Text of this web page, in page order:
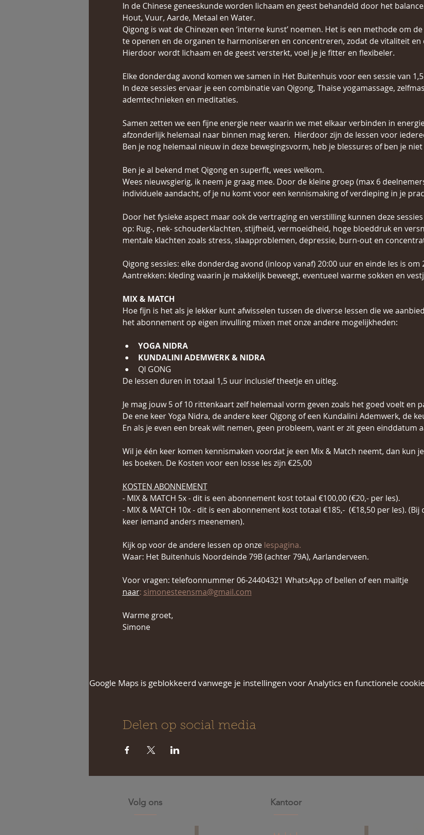
In de Chinese geneeskunde worden lichaam en geest behandeld door het
Hout, Vuur, Aarde, Metaal en Water.
Qigong is wat de Chinezen een ‘interne kunst’ noemen. Het is een methode om
te openen en de organen te harmoniseren en concentreren, zodat de vitaliteit
Hierdoor wordt lichaam en de geest versterkt, voel je je fitter en flexibeler.
Elke donderdag avond komen we samen in Het Buitenhuis voor een sessie van
In deze sessies ervaar je een combinatie van Qigong, Thaise yogamassage,
ademtechnieken en meditaties.
Samen zetten we een fijne energie neer waarin we met elkaar verbinden in
afzonderlijk helemaal naar binnen mag keren.  Hierdoor zijn de lessen voor
Ben je nog helemaal nieuw in deze bewegingsvorm, heb je blessures of ben je niet
Ben je al bekend met Qigong en superfit, wees welkom.
Wees nieuwsgierig, ik neem je graag mee. Door de kleine groep (max 6
individuele aandacht, of je nu komt voor een kennismaking of verdieping in je
Door het fysieke aspect maar ook de vertraging en verstilling kunnen deze
op: Rug-, nek- schouderklachten, stijfheid, vermoeidheid, hoge bloeddruk en
mentale klachten zoals stress, slaapproblemen, depressie, burn-out en
Qigong sessies: elke donderdag avond (inloop vanaf) 20:00 uur en einde les is om
Aantrekken: kleding waarin je makkelijk beweegt, eventueel warme sokken en
MIX & MATCH
Hoe fijn is het als je lekker kunt afwisselen tussen de diverse lessen die we
het abonnement op eigen invulling mixen met onze andere mogelijkheden:
YOGA NIDRA
KUNDALINI ADEMWERK & NIDRA
QI GONG
De lessen duren in totaal 1,5 uur inclusief theetje en uitleg.
Je mag jouw 5 of 10 rittenkaart zelf helemaal vorm geven zoals het goed voelt en
De ene keer Yoga Nidra, de andere keer Qigong of een Kundalini Ademwerk, de
En als je even een break wilt nemen, geen probleem, want er zit geen einddatum
Wil je één keer komen kennismaken voordat je een Mix & Match neemt, dan kun
les boeken. De Kosten voor een losse les zijn €25,00
KOSTEN ABONNEMENT
- MIX & MATCH 5x - dit is een abonnement kost totaal €100,00 (€20,- per les).
- MIX & MATCH 10x - dit is een abonnement kost totaal €185,-  (€18,50 per les).
keer iemand anders meenemen).
Kijk op voor de andere lessen op onze lespagina.
Waar: Het Buitenhuis Noordeinde 79B (achter 79A), Aarlanderveen.
Voor vragen: telefoonnummer 06-24404321 WhatsApp of bellen of een mailtje
naar: simonesteensma@gmail.com
Warme groet,
Simone
Google Maps is geblokkeerd vanwege je instellingen voor Analytics en functionele
Delen op social media
Volg ons Kantoor